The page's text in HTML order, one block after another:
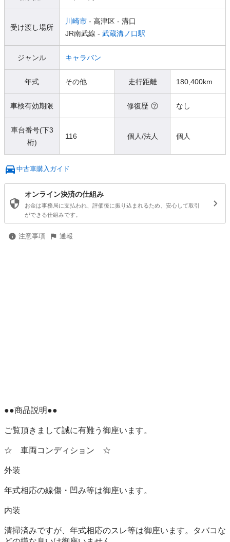
受け渡し場所
川崎市 - 高津区 - 溝口
JR南武線 - 武蔵溝ノ口駅
ジャンル キャラバン
年式 その他 走行距離 180,400km
車検有効期限 修復歴 なし
車台番号(下3
桁)
116 個人/法人 個人
中古車購入ガイド
オンライン決済の仕組み
お金は事務局に支払われ、評価後に振り込まれるため、安心して取引
ができる仕組みです。
注意事項 通報
●●商品説明●●
ご覧頂きまして誠に有難う御座います。
☆　車両コンディション　☆
外装
年式相応の線傷・凹み等は御座います。
内装
清掃済みですが、年式相応のスレ等は御座います。タバコな